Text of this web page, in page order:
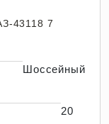
43118 7
Шоссейный
20